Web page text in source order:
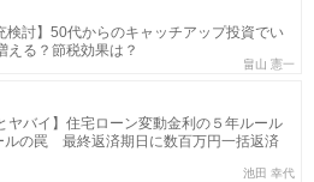
検討】50代からのキャッチアップ投資でい
える？節税効果は？
畠山 憲一
ヤバイ】住宅ローン変動金利の５年ルール
ルの罠 最終返済期日に数百万円一括返済
池田 幸代